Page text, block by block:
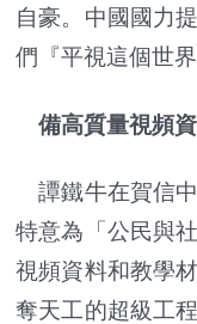
自豪。中國國力
們『平視這個世界
備高質量視頻
譚鐵牛在賀信中
特意為「公民與
視頻資料和教學
奪天工的超級工